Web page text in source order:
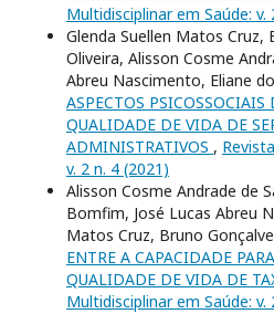
Multidisciplinar em Saúde: v.
Glenda Suellen Matos Cruz,
Oliveira, Alisson Cosme
Abreu Nascimento, Eliane
ASPECTOS
QUALIDADE DE VIDA DE
ADMINISTRATIVOS ,
v. 2 n. 4 (2021)
Alisson Cosme Andrade de
Bomfim, José Lucas Abreu
Matos Cruz, Bruno
ENTRE A CAPACIDADE
QUALIDADE DE VIDA DE
Multidisciplinar em Saúde: v.